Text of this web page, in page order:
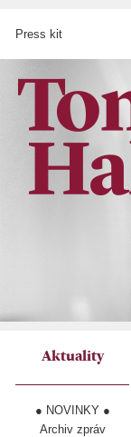
Press kit
Aktuality
● NOVINKY ●
Archiv zpráv